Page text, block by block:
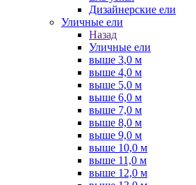
Дизайнерские ели
Уличные ели
Назад
Уличные ели
выше 3,0 м
выше 4,0 м
выше 5,0 м
выше 6,0 м
выше 7,0 м
выше 8,0 м
выше 9,0 м
выше 10,0 м
выше 11,0 м
выше 12,0 м